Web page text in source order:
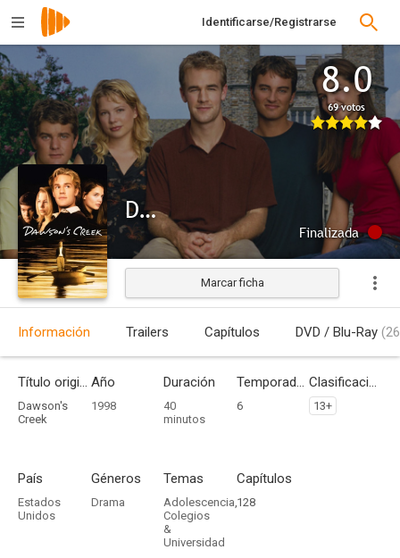
Identificarse/Registrarse
8.0
69 votos
Dawson crece
Finalizada
Marcar ficha
Información Trailers Capítulos DVD / Blu-Ray
Título original
Dawson's
Creek
Año
1998
Duración
40
minutos
Temporadas
6
Clasificación por edades
13+
País
Estados
Unidos
Géneros
Drama
Temas
Adolescencia,
Colegios
&
Universidad
Capítulos
128